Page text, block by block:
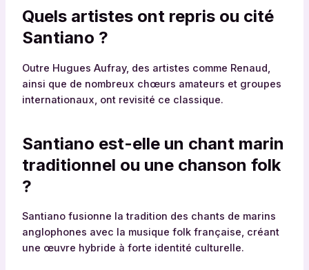
Quels artistes ont repris ou cité
Santiano ?
Outre Hugues Aufray, des artistes comme Renaud,
ainsi que de nombreux chœurs amateurs et groupes
internationaux, ont revisité ce classique.
Santiano est-elle un chant marin
traditionnel ou une chanson folk
?
Santiano fusionne la tradition des chants de marins
anglophones avec la musique folk française, créant
une œuvre hybride à forte identité culturelle.